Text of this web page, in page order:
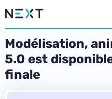
Modélisation,
5.0 est
finale